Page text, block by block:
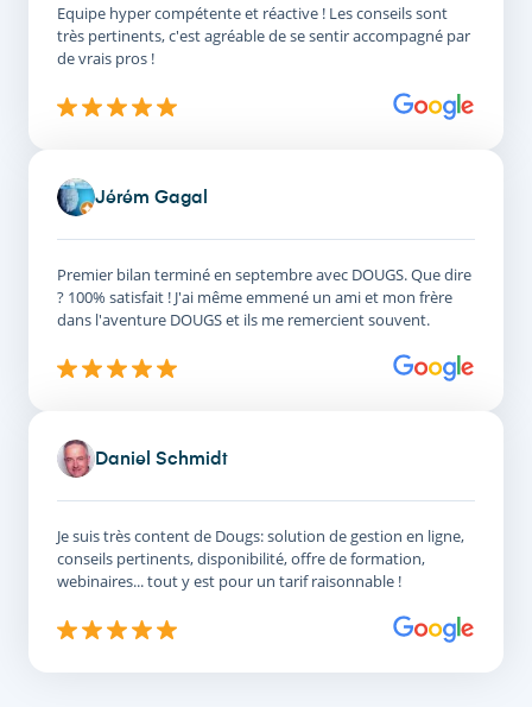
Equipe hyper compétente et réactive ! Les conseils sont
très pertinents, c'est agréable de se sentir accompagné par
de vrais pros !
Jérém Gagal
Premier bilan terminé en septembre avec DOUGS. Que dire
? 100% satisfait ! J'ai même emmené un ami et mon frère
dans l'aventure DOUGS et ils me remercient souvent.
Daniel Schmidt
Je suis très content de Dougs: solution de gestion en ligne,
conseils pertinents, disponibilité, offre de formation,
webinaires... tout y est pour un tarif raisonnable !